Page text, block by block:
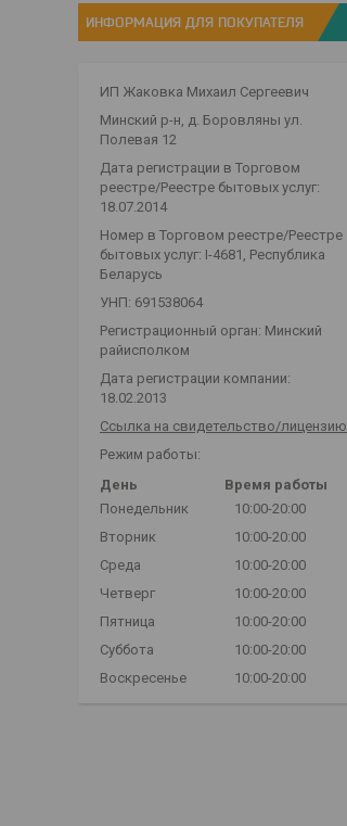
ИНФОРМАЦИЯ ДЛЯ ПОКУПАТЕЛЯ
ИП Жаковка Михаил Сергеевич
Минский р-н, д. Боровляны ул.
Полевая 12
Дата регистрации в Торговом
реестре/Реестре бытовых услуг:
18.07.2014
Номер в Торговом реестре/Реестре
бытовых услуг: I-4681, Республика
Беларусь
УНП: 691538064
Регистрационный орган: Минский
райисполком
Дата регистрации компании:
18.02.2013
Ссылка на свидетельство/лицензию
Режим работы:
День
Время работы
Понедельник
10:00-20:00
Вторник
10:00-20:00
Среда
10:00-20:00
Четверг
10:00-20:00
Пятница
10:00-20:00
Суббота
10:00-20:00
Воскресенье
10:00-20:00